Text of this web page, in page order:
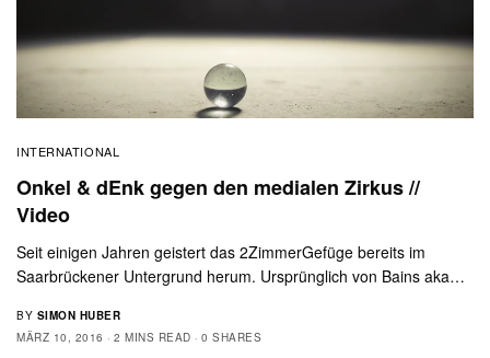
INTERNATIONAL
Onkel & dEnk gegen den medialen Zirkus //
Video
Seit einigen Jahren geistert das 2ZimmerGefüge bereits im
Saarbrückener Untergrund herum. Ursprünglich von Bains aka…
BY SIMON HUBER
MÄRZ 10, 2016
2 MINS READ 0 SHARES